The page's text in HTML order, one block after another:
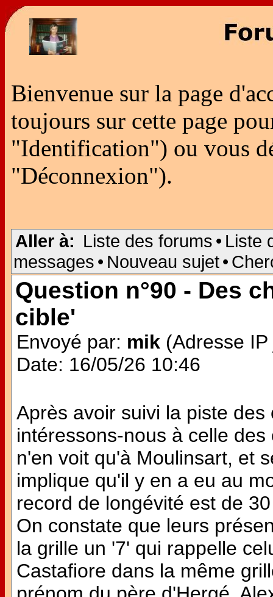
Bienvenue sur la page
toujours sur cette page
"Identification") ou vous
"Déconnexion").
Aller à: Liste des forums • Liste
messages • Nouveau sujet•
Question n°90 - Des
cible'
Envoyé par: mik (Adresse
Date: 16/05/26 10:46
Après avoir suivi la piste
intéressons-nous à celle
n'en voit qu'à Moulinsart, et
implique qu'il y en a eu au
record de longévité est de
On constate que leurs
la grille un '7' qui rappelle
Castafiore dans la même